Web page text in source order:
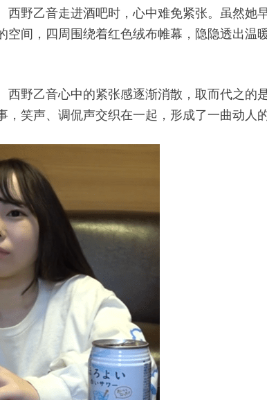
野乙音走进酒吧时，心中难免紧张。虽然她
间，四周围绕着红色绒布帷幕，隐隐透出温
野乙音心中的紧张感逐渐消散，取而代之的
笑声、调侃声交织在一起，形成了一曲动人的